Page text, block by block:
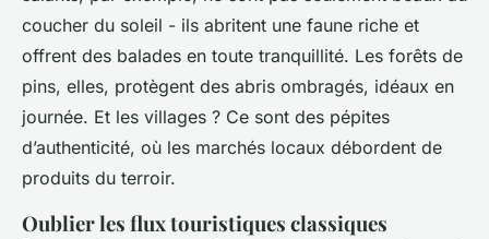
coucher du soleil - ils abritent une faune riche et
offrent des balades en toute tranquillité. Les forêts de
pins, elles, protègent des abris ombragés, idéaux en
journée. Et les villages ? Ce sont des pépites
d’authenticité, où les marchés locaux débordent de
produits du terroir.
Oublier les flux touristiques classiques